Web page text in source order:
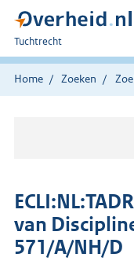
U
bent
hier:
Tuchtrecht
Home Zoeken
van
571/A/NH/D